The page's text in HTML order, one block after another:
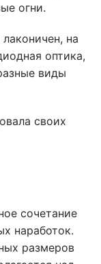
огни.
на
оптика,
виды
сочетание
наработок.
размеров